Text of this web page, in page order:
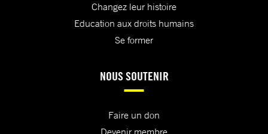
Changez leur histoire
Education aux droits humains
Se former
NOUS SOUTENIR
Faire un don
Devenir membre